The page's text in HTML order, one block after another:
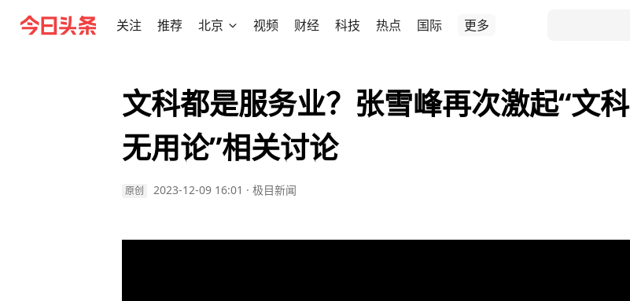
关注 推荐 北京 视频 财经 科技 热点 国际 更多
文科都是服务业？张雪峰再次激起“文科
无用论”相关讨论
原创 2023-12-09 16:01 · 极目新闻